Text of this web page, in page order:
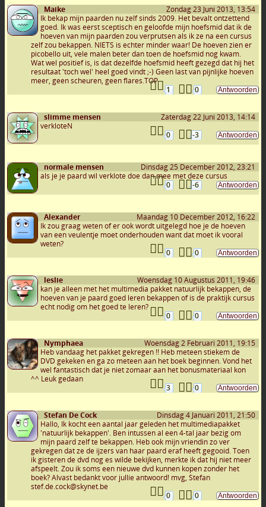
Maike
Zondag 23 Juni 2013, 13:54
Ik bekap mijn paarden nu zelf sinds 2009. Het bevalt ontzettend
goed. Ik was eerst sceptisch en geloofde mijn hoefsmid dat ik de
hoeven van mijn paarden zou verprutsen als ik ze na een cursus
zelf zou bekappen. NIETS is echter minder waar! De hoeven zien er
picobello uit, vele malen beter dan toen de hoefsmid nog kwam.
Wat wel positief is, is dat dezelfde hoefsmid heeft gezegd dat hij het
resultaat 'toch wel' heel goed vindt ;-) Geen last van pijnlijke hoeven
meer, geen scheuren, geen flares.TOP
1
0
slimme mensen
Zaterdag 22 Juni 2013, 14:14
verkloteN
0
-3
normale mensen
Dinsdag 25 December 2012, 23:21
als je je paard wil verklote doe dan mee met deze cursus
0
-6
Alexander
Maandag 10 December 2012, 16:22
Ik zou graag weten of er ook wordt uitgelegd hoe je de hoeven
van een veulentje moet onderhouden want dat moet ik vooral
weten?
0
0
leslie
Woensdag 10 Augustus 2011, 19:46
kan je alleen met het multimedia pakket natuurlijk bekappen, de
hoeven van je paard goed leren bekappen of is de praktijk cursus
echt nodig om het goed te leren?
0
0
Nymphaea
Woensdag 2 Februari 2011, 19:15
Heb vandaag het pakket gekregen !! Heb meteen stiekem de
DVD gekeken en ga zo meteen aan het boek beginnen. Vond het
wel fantastisch dat je niet zomaar aan het bonusmateriaal kon
^^ Leuk gedaan
3
0
Stefan De Cock
Dinsdag 4 Januari 2011, 21:50
Hallo, Ik kocht een aantal jaar geleden het multimediapakket
'natuurlijk bekappen'. Ben intussen al een 4-tal jaar bezig om
mijn paard zelf te bekappen. Heb ook mijn vriendin zo ver
gekregen dat ze de ijzers van haar paard eraf heeft gegooid. Toen
ik gisteren de dvd nog es wilde bekijken, merkte ik dat hij niet meer
afspeelt. Zou ik soms een nieuwe dvd kunnen kopen zonder het
boek? Alvast bedankt voor jullie antwoord! mvg, Stefan
stef.de.cock@skynet.be
0
0